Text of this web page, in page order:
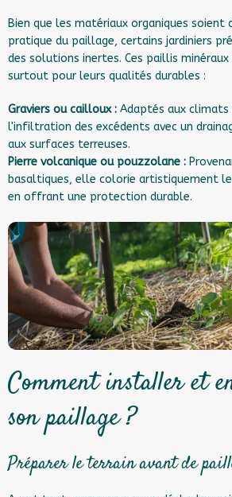
Bien que les matériaux organiques
pratique du paillage, certains jardiniers
des solutions inertes. Ces paillis
surtout pour leurs qualités durables :
Graviers ou cailloux : Adaptés aux
l'infiltration des excédents avec un
aux surfaces terreuses.
Pierre volcanique ou pouzzolane :
basaltiques, elle colorie artistiquement
en offrant une protection durable.
Comment installer et
son paillage ?
Préparer le terrain avant de